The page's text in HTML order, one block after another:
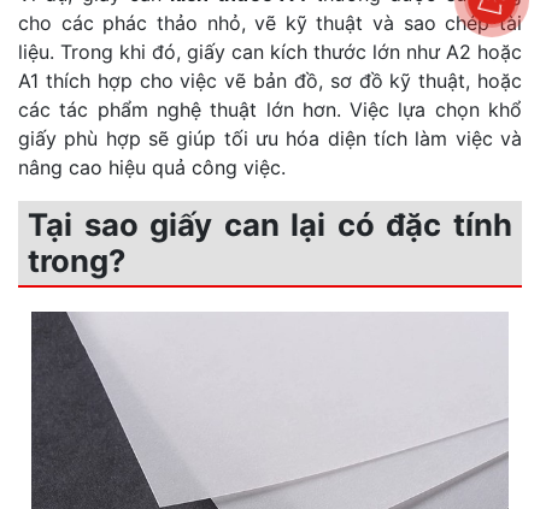
cho các phác thảo nhỏ, vẽ kỹ thuật và sao chép tài
liệu. Trong khi đó, giấy can kích thước lớn như A2 hoặc
A1 thích hợp cho việc vẽ bản đồ, sơ đồ kỹ thuật, hoặc
các tác phẩm nghệ thuật lớn hơn. Việc lựa chọn khổ
giấy phù hợp sẽ giúp tối ưu hóa diện tích làm việc và
nâng cao hiệu quả công việc.
Tại sao giấy can lại có đặc tính
trong?